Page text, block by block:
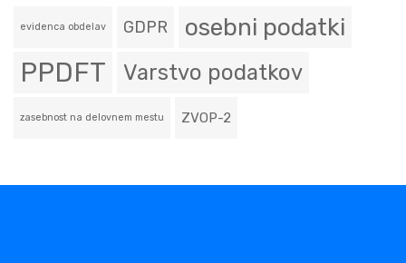
evidenca obdelav GDPR osebni podatki
PPDFT Varstvo podatkov
zasebnost na delovnem mestu ZVOP-2